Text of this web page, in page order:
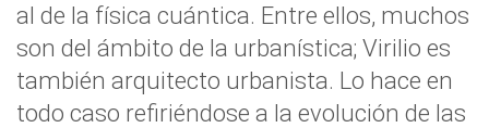
al de la física cuántica. Entre ellos, muchos
son del ámbito de la urbanística; Virilio es
también arquitecto urbanista. Lo hace en
todo caso refiriéndose a la evolución de las